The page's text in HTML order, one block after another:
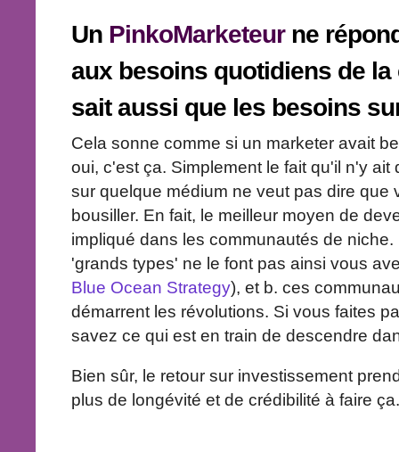
Un PinkoMarketeurne
aux besoins quotidiens de
sait aussi que les besoins
Cela sonne comme si un marketer avait
oui, c'est ça. Simplement le fait qu'il n'y
sur quelque médium ne veut pas dire que
bousiller. En fait, le meilleur moyen de
impliqué dans les communautés de
'grands types' ne le font pas ainsi vous
Blue Ocean Strategy), et b. ces
démarrent les révolutions. Si vous faites
savez ce qui est en train de descendre
Bien sûr, le retour sur investissement
plus de longévité et de crédibilité à faire ça.